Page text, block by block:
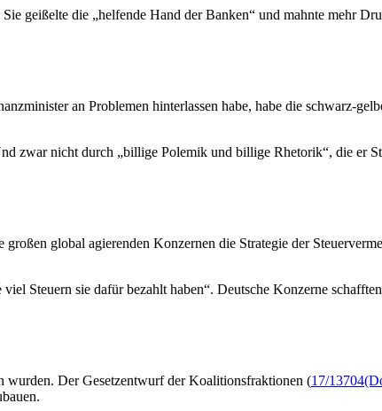
geißelte die „helfende Hand der Banken“ und mahnte mehr
an Problemen hinterlassen habe, habe die schwarz-
zwar nicht durch „billige Polemik und billige Rhetorik“, die er
global agierenden Konzernen die Strategie der
Steuern sie dafür bezahlt haben“. Deutsche Konzerne
wurden. Der Gesetzentwurf der Koalitionsfraktionen (17/13704